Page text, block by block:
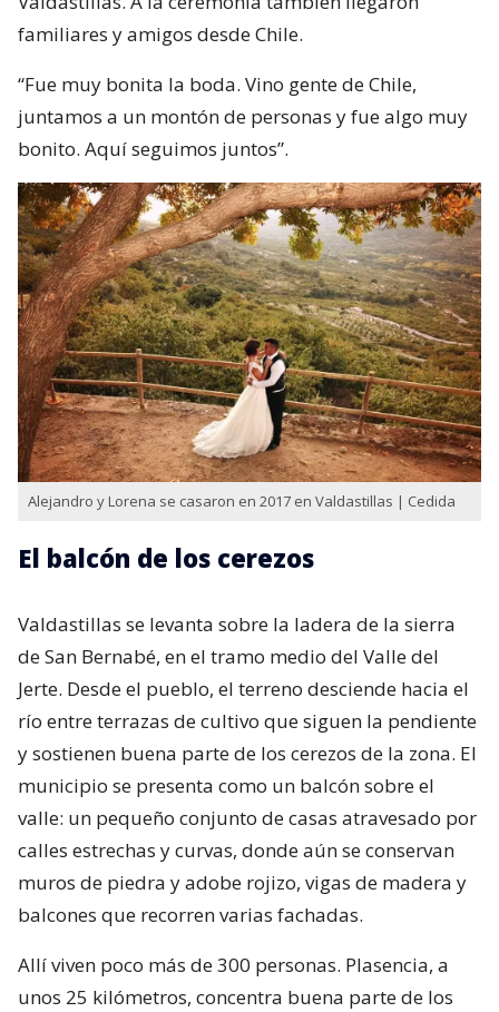
familiares y amigos desde Chile.
“Fue muy bonita la boda. Vino gente de Chile,
juntamos a un montón de personas y fue algo muy
bonito. Aquí seguimos juntos”.
Alejandro y Lorena se casaron en 2017 en Valdastillas | Cedida
El balcón de los cerezos
Valdastillas se levanta sobre la ladera de la sierra
de San Bernabé, en el tramo medio del Valle del
Jerte. Desde el pueblo, el terreno desciende hacia el
río entre terrazas de cultivo que siguen la pendiente
y sostienen buena parte de los cerezos de la zona. El
municipio se presenta como un balcón sobre el
valle: un pequeño conjunto de casas atravesado por
calles estrechas y curvas, donde aún se conservan
muros de piedra y adobe rojizo, vigas de madera y
balcones que recorren varias fachadas.
Allí viven poco más de 300 personas. Plasencia, a
unos 25 kilómetros, concentra buena parte de los